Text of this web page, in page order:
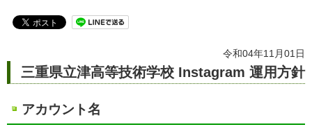
令和04年11月01日
三重県立津高等技術学校 Instagram 運用方針
アカウント名